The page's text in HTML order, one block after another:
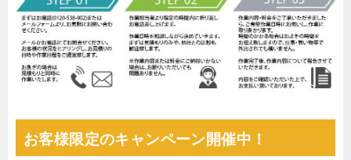
お客様限定のキャンペーン開催中！